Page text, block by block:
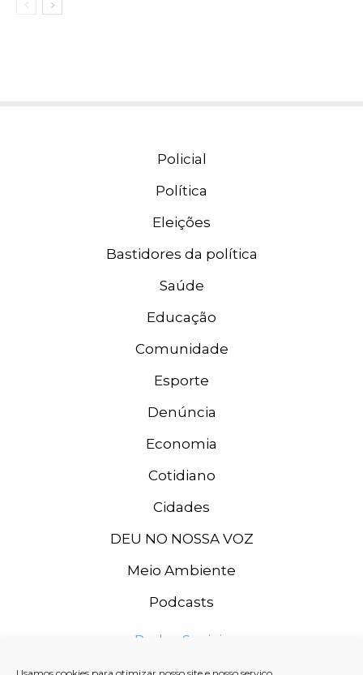
Policial
Política
Eleições
Bastidores da política
Saúde
Educação
Comunidade
Esporte
Denúncia
Economia
Cotidiano
Cidades
DEU NO NOSSA VOZ
Meio Ambiente
Podcasts
Redes Sociais